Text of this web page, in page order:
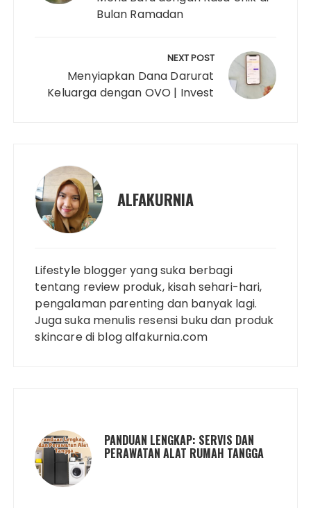
Bulan Ramadan
NEXT POST
Menyiapkan Dana Darurat
Keluarga dengan OVO | Invest
ALFAKURNIA
Lifestyle blogger yang suka berbagi
tentang review produk, kisah sehari-hari,
pengalaman parenting dan banyak lagi.
Juga suka menulis resensi buku dan produk
skincare di blog alfakurnia.com
PANDUAN LENGKAP: SERVIS DAN
PERAWATAN ALAT RUMAH TANGGA